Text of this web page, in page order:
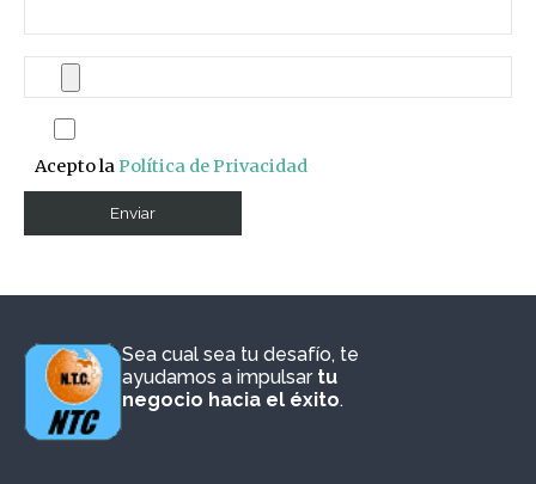
Acepto la Política de Privacidad
Sea cual sea tu desafío, te
ayudamos a impulsar tu
negocio hacia el éxito.